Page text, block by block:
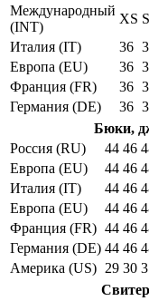
Международный
(INT)
XS S
Италия (IT)
36
Европа (EU)
36
Франция (FR)
36
Германия (DE)
36
Бюки,
Россия (RU)
44 46
Европа (EU)
44 46
Италия (IT)
44 46
Европа (EU)
44 46
Франция (FR) 44 46
Германия (DE) 44 46
Америка (US) 29 30